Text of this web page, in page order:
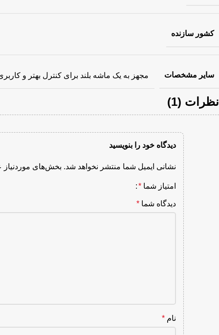
کشور سازنده
سایر مشخصات مجهز به یک ماشه بلند برای کنترل بهتر و کاربری آسان
نظرات (1)
دیدگاه خود را بنویسید
نشانی ایمیل شما منتشر نخواهد شد. بخش‌های
امتیاز شما *
دیدگاه شما *
نام *